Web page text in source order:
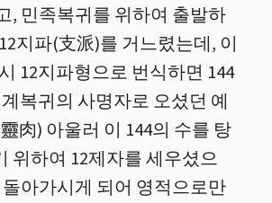
, 민족복귀를 위하여 출발하
지파(支派)를 거느렸는데, 이
12지파형으로 번식하면 144
복귀의 사명자로 오셨던 예
肉) 아울러 이 144의 수를 탕
위하여 12제자를 세우셨으
아가시게 되어 영적으로만